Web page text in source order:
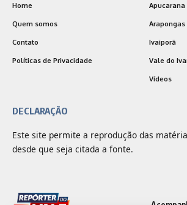
Home
Quem somos
Contato
Políticas de Privacidade
Apucarana
Arapongas
Ivaiporã
Vale do
Vídeos
DECLARAÇÃO
Este site permite a reprodução das
desde que seja citada a fonte.